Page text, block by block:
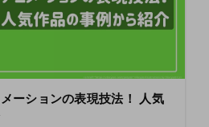
ーションの表現技法！ 人気